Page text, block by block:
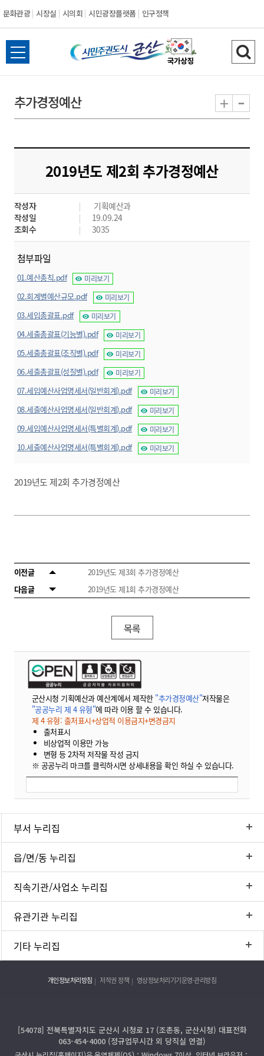
문화관광 시장실 시의회 시민광장플랫폼 인구정책
시
민
도
시
군
산
전
체
뉴
열
검
색
기
추가경정예산 + -
2019년도 제2회 추가경정예산
작성자
기획예산과
작성일
19.09.24
조회수
3035
첨부파일
01.예산총칙.pdf 미리보기
02.회계별예산규모.pdf 미리보기
03.세입총괄표.pdf 미리보기
04.세출총괄표(기능별).pdf 미리보기
05.세출총괄표(조직별).pdf 미리보기
06.세출총괄표(성질별).pdf 미리보기
07.세입예산사업명세서(일반회계).pdf 미리보기
08.세출예산사업명세서(일반회계).pdf 미리보기
09.세입예산사업명세서(특별회계).pdf 미리보기
10.세출예산사업명세서(특별회계).pdf 미리보기
2019년도 제2회 추가경정예산
이전글
2019년도 제3회 추가경정예산
다음글
2019년도 제1회 추가경정예산
목록
군산시청 기획예산과 예산계에서 제작한 "추가경정예산"저작물은
"공공누리 제 4 유형"에 따라 이용 할 수 있습니다.
제 4 유형: 출처표시+상업적 이용금지+변경금지
출처표시
비상업적 이용만 가능
변형 등 2차적 저작물 작성 금지
※ 공공누리 마크를 클릭하시면 상세내용을 확인 하실 수 있습니다.
부서 누리집
읍/면/동 누리집
직속기관/사업소 누리집
유관기관 누리집
기타 누리집
개인정보처리방침 저작권 정책 영상정보처리기기운영·관리방침
[54078] 전북특별자치도 군산시 시청로 17 (조촌동, 군산시청) 대표전화
063-454-4000 (정규업무시간 외 당직실 연결)